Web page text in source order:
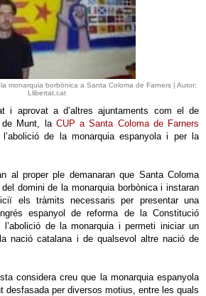
monarquia borbònica a Santa Coloma de Farners | Autor:
Llibertat.cat
i aprovat a d’altres ajuntaments com el de
de Munt, la CUP a Santa Coloma de Farners
de la monarquia espanyola i per la
al proper ple demanaran que Santa Coloma
domini de la monarquia borbònica i instaran
els tràmits necessaris per presentar una
espanyol de reforma de la Constitució
l’abolició de la monarquia i permeti iniciar un
nació catalana i de qualsevol altre nació de
considera creu que la monarquia espanyola
desfasada per diversos motius, entre les quals